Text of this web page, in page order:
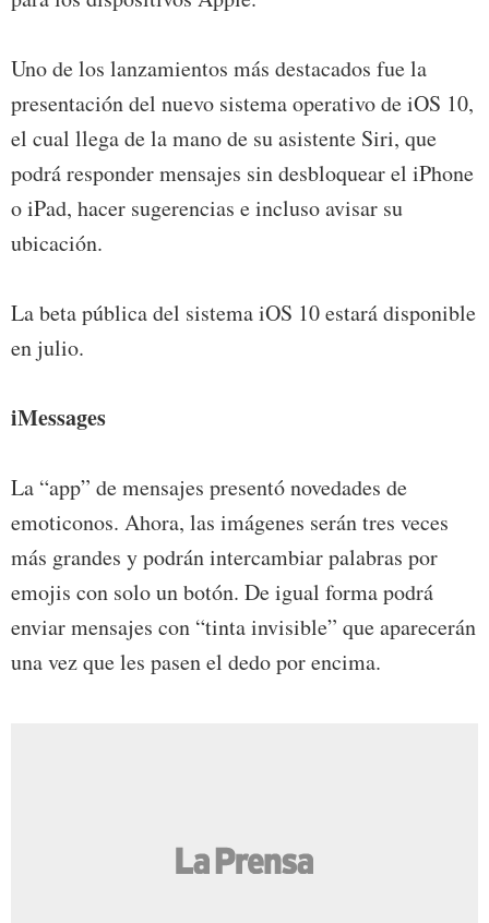
Uno de los lanzamientos más destacados fue la
presentación del nuevo sistema operativo de iOS 10,
el cual llega de la mano de su asistente Siri, que
podrá responder mensajes sin desbloquear el iPhone
o iPad, hacer sugerencias e incluso avisar su
ubicación.
La beta pública del sistema iOS 10 estará disponible
en julio.
iMessages
La “app” de mensajes presentó novedades de
emoticonos. Ahora, las imágenes serán tres veces
más grandes y podrán intercambiar palabras por
emojis con solo un botón. De igual forma podrá
enviar mensajes con “tinta invisible” que aparecerán
una vez que les pasen el dedo por encima.